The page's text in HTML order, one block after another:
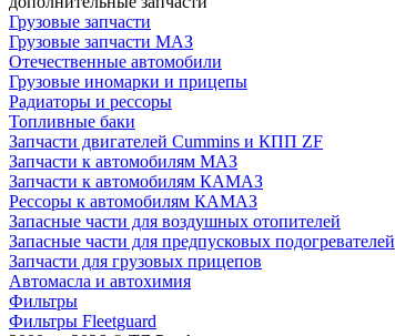
Грузовые запчасти
Грузовые запчасти МАЗ
Отечественные автомобили
Грузовые иномарки и прицепы
Радиаторы и рессоры
Топливные баки
Запчасти двигателей Cummins и КПП ZF
Запчасти к автомобилям МАЗ
Запчасти к автомобилям КАМАЗ
Рессоры к автомобилям КАМАЗ
Запасные части для воздушных отопителей
Запасные части для предпусковых подогревателей
Запчасти для грузовых прицепов
Автомасла и автохимия
Фильтры
Фильтры Fleetguard